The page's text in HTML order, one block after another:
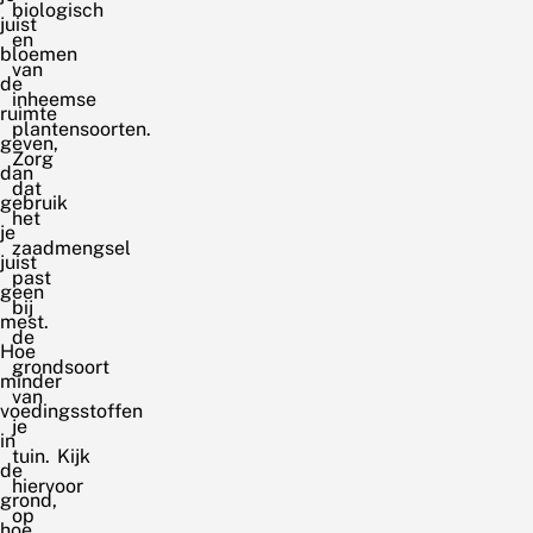
biologisch
en
van
inheemse
plantensoorten.
Zorg
dat
het
zaadmengsel
past
bij
de
grondsoort
van
je
tuin. Kijk
hiervoor
op
juist
bloemen
de
ruimte
geven,
dan
gebruik
je
juist
geen
mest.
Hoe
minder
voedingsstoffen
in
de
grond,